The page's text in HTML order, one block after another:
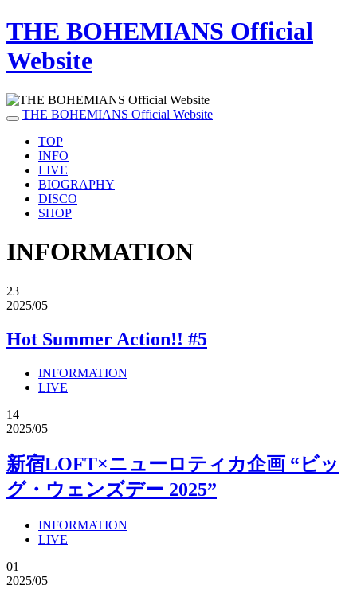
THE BOHEMIANS Official
Website
THE BOHEMIANS Official Website
TOP
INFO
LIVE
BIOGRAPHY
DISCO
SHOP
INFORMATION
23
2025/05
Hot Summer Action!! #5
INFORMATION
LIVE
14
2025/05
新宿LOFT×ニューロティカ企画 “ビッ
グ・ウェンズデー 2025”
INFORMATION
LIVE
01
2025/05